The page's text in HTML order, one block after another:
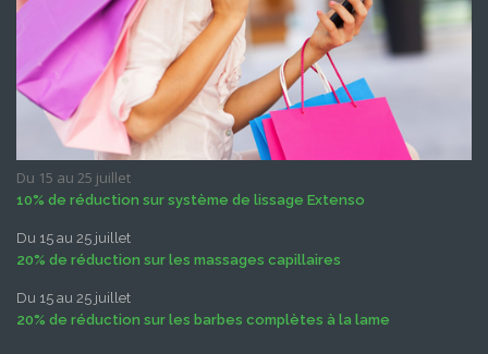
Du 15 au 25 juillet
10% de réduction sur système de lissage Extenso
Du 15 au 25 juillet
20% de réduction sur les massages capillaires
Du 15 au 25 juillet
20% de réduction sur les barbes complètes à la lame